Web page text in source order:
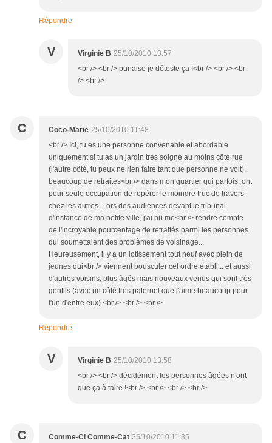
Répondre
V Virginie B 25/10/2010 13:57
<br /> <br /> punaise je déteste ça !<br /> <br /> <br
/> <br />
C Coco-Marie 25/10/2010 11:48
<br /> Ici, tu es une personne convenable et abordable
uniquement si tu as un jardin très soigné au moins côté rue
(l'autre côté, tu peux ne rien faire tant que personne ne voit).
beaucoup de retraités<br /> dans mon quartier qui parfois, ont
pour seule occupation de repérer le moindre truc de travers
chez les autres. Lors des audiences devant le tribunal
d'instance de ma petite ville, j'ai pu me<br /> rendre compte
de l'incroyable pourcentage de retraités parmi les personnes
qui soumettaient des problèmes de voisinage...
Heureusement, il y a un lotissement tout neuf avec plein de
jeunes qui<br /> viennent bousculer cet ordre établi... et aussi
d'autres voisins, plus âgés mais nouveaux venus qui sont très
gentils (avec un côté très paternel que j'aime beaucoup pour
l'un d'entre eux).<br /> <br /> <br />
Répondre
V Virginie B 25/10/2010 13:58
<br /> <br /> décidément les personnes âgées n'ont
que ça à faire !<br /> <br /> <br /> <br />
C Comme-Ci Comme-Cat 25/10/2010 11:35